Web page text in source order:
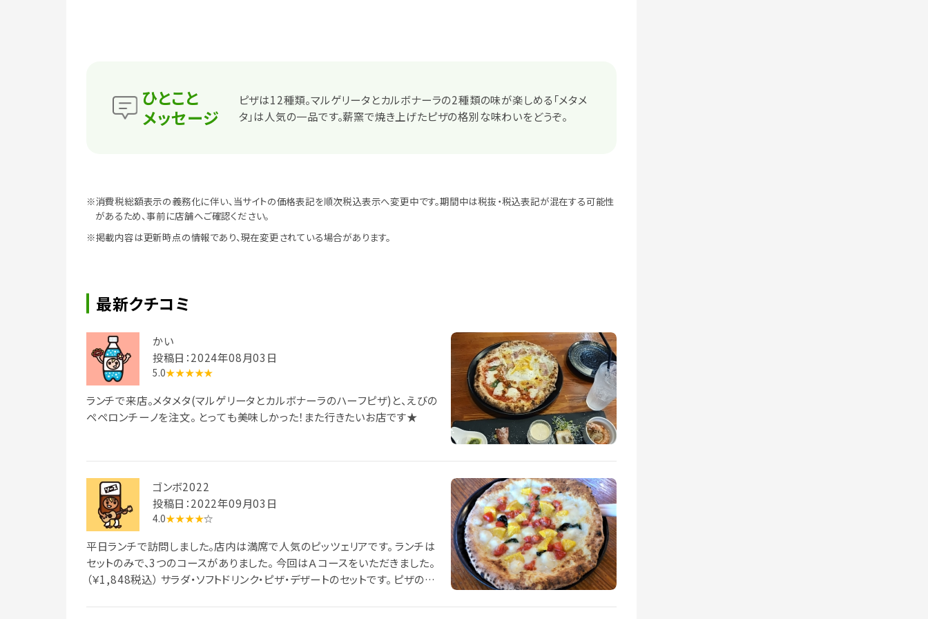
ひとこと
メッセージ
ピザは12種類。マルゲリータとカルボナーラの2種類の味が楽しめる「メタメ
タ」は人気の一品です。薪窯で焼き上げたピザの格別な味わいをどうぞ。
※消費税総額表示の義務化に伴い、当サイトの価格表記を順次税込表示へ変更中です。期間中は税抜・税込表記が混在する可能性
があるため、事前に店舗へご確認ください。
※掲載内容は更新時点の情報であり、現在変更されている場合があります。
最新クチコミ
かい
投稿日：2024年08月03日
5.0★★★★★
ランチで来店。メタメタ(マルゲリータとカルボナーラのハーフピザ)と、えびの
ペペロンチーノを注文。 とっても美味しかった！また行きたいお店です★
ゴンボ2022
投稿日：2022年09月03日
4.0★★★★☆
平日ランチで訪問しました。店内は満席で人気のピッツェリアです。 ランチは
セットのみで、3つのコースがありました。 今回はＡコースをいただきました。
（￥1,848税込） サラダ・ソフトドリンク・ピザ・デザートのセットです。 ピザの種
ンチでした。